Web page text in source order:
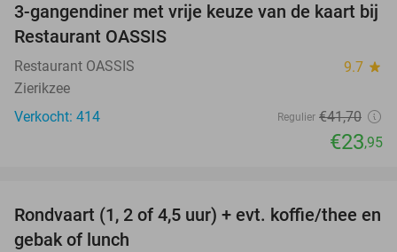
43%
3-gangendiner met vrije keuze van de kaart bij
Restaurant OASSIS
Restaurant OASSIS 9.7 star
Zierikzee
Verkocht: 414
Regulier €41,70
€23,95
61%
TODAY
Rondvaart (1, 2 of 4,5 uur) + evt. koffie/thee en
gebak of lunch